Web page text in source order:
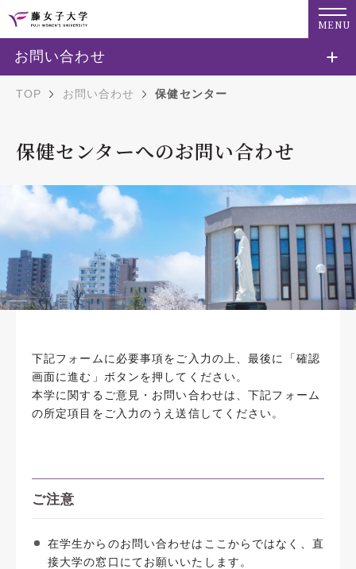
MENU
TOP お問い合わせ 保健センター
保健センターへのお問い合わせ
下記フォームに必要事項をご入力の上、最後に「確認
画面に進む」ボタンを押してください。
本学に関するご意見・お問い合わせは、下記フォーム
の所定項目をご入力のうえ送信してください。
ご注意
在学生からのお問い合わせはここからではなく、直
接大学の窓口にてお願いいたします。
お問い合わせ